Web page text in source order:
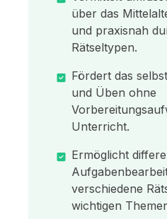
über das
und praxisnah
Rätseltypen.
Fördert das
und Üben ohne
Unterricht.
Ermöglicht
verschiedene
wichtigen